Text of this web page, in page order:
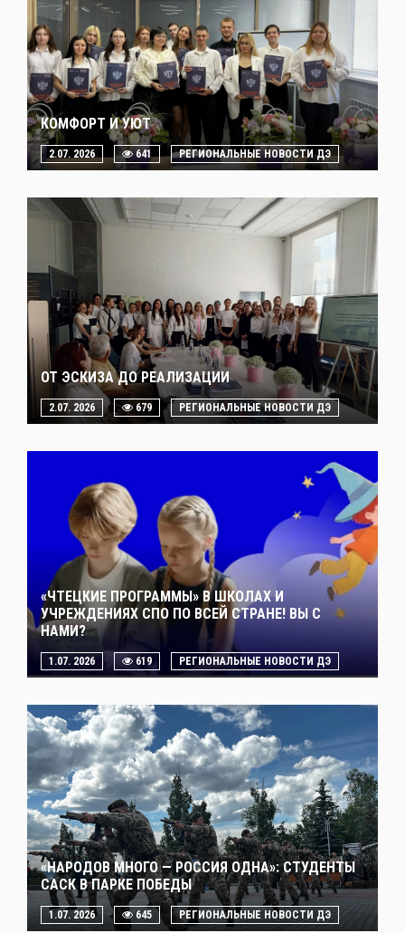
КОМФОРТ И УЮТ
2.07. 2026 641 РЕГИОНАЛЬНЫЕ НОВОСТИ ДЭ
ОТ ЭСКИЗА ДО РЕАЛИЗАЦИИ
2.07. 2026 679 РЕГИОНАЛЬНЫЕ НОВОСТИ ДЭ
«ЧТЕЦКИЕ ПРОГРАММЫ» В ШКОЛАХ И
УЧРЕЖДЕНИЯХ СПО ПО ВСЕЙ СТРАНЕ! ВЫ С
НАМИ?
1.07. 2026 619 РЕГИОНАЛЬНЫЕ НОВОСТИ ДЭ
«НАРОДОВ МНОГО — РОССИЯ ОДНА»: СТУДЕНТЫ
САСК В ПАРКЕ ПОБЕДЫ
1.07. 2026 645 РЕГИОНАЛЬНЫЕ НОВОСТИ ДЭ